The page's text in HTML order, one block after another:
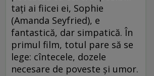
tați ai fiicei ei, Sophie
(Amanda Seyfried), e
fantastică, dar simpatică. În
primul film, totul pare să se
lege: cîntecele, dozele
necesare de poveste și umor.